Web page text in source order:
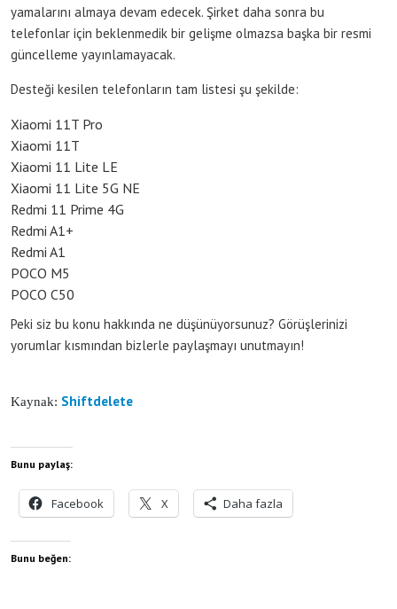
yamalarını almaya devam edecek. Şirket daha sonra bu
telefonlar için beklenmedik bir gelişme olmazsa başka bir resmi
güncelleme yayınlamayacak.
Desteği kesilen telefonların tam listesi şu şekilde:
Xiaomi 11T Pro
Xiaomi 11T
Xiaomi 11 Lite LE
Xiaomi 11 Lite 5G NE
Redmi 11 Prime 4G
Redmi A1+
Redmi A1
POCO M5
POCO C50
Peki siz bu konu hakkında ne düşünüyorsunuz? Görüşlerinizi
yorumlar kısmından bizlerle paylaşmayı unutmayın!
Kaynak: Shiftdelete
Bunu paylaş:
Facebook X Daha fazla
Bunu beğen: